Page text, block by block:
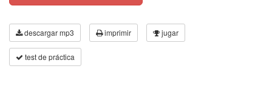
descargar mp3 imprimir jugar
test de práctica